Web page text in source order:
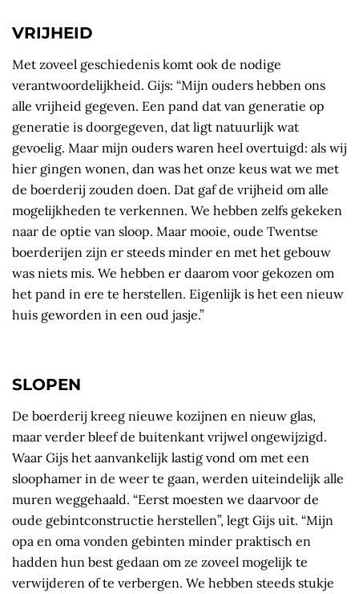
VRIJHEID
Met zoveel geschiedenis komt ook de nodige
verantwoordelijkheid. Gijs: “Mijn ouders hebben ons
alle vrijheid gegeven. Een pand dat van generatie op
generatie is doorgegeven, dat ligt natuurlijk wat
gevoelig. Maar mijn ouders waren heel overtuigd: als wij
hier gingen wonen, dan was het onze keus wat we met
de boerderij zouden doen. Dat gaf de vrijheid om alle
mogelijkheden te verkennen. We hebben zelfs gekeken
naar de optie van sloop. Maar mooie, oude Twentse
boerderijen zijn er steeds minder en met het gebouw
was niets mis. We hebben er daarom voor gekozen om
het pand in ere te herstellen. Eigenlijk is het een nieuw
huis geworden in een oud jasje.”
SLOPEN
De boerderij kreeg nieuwe kozijnen en nieuw glas,
maar verder bleef de buitenkant vrijwel ongewijzigd.
Waar Gijs het aanvankelijk lastig vond om met een
sloophamer in de weer te gaan, werden uiteindelijk alle
muren weggehaald. “Eerst moesten we daarvoor de
oude gebintconstructie herstellen”, legt Gijs uit. “Mijn
opa en oma vonden gebinten minder praktisch en
hadden hun best gedaan om ze zoveel mogelijk te
verwijderen of te verbergen. We hebben steeds stukje